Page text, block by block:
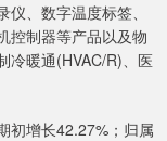
、数字温度标签、
控制器等产品以及物
冷暖通(HVAC/R)、医
增长42.27%；归属